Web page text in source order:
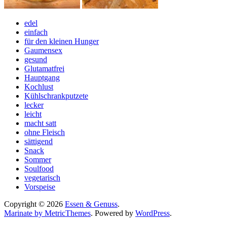
edel
einfach
für den kleinen Hunger
Gaumensex
gesund
Glutamatfrei
Hauptgang
Kochlust
Kühlschrankputzete
lecker
leicht
macht satt
ohne Fleisch
sättigend
Snack
Sommer
Soulfood
vegetarisch
Vorspeise
Copyright © 2026 Essen & Genuss.
Marinate by MetricThemes. Powered by WordPress.